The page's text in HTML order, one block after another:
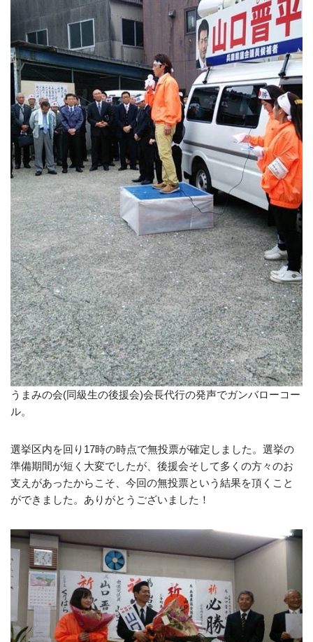
うまみの会(同級生の後援会)会長代行の発声でガンバローコー
ル。
選挙区内を回り17時の時点で無投票が確定しました。選挙の
準備期間が短く大変でしたが、後援会そして多くの方々のお
支えがあったからこそ、今回の無投票という結果を頂くこと
ができました。ありがとうございました！